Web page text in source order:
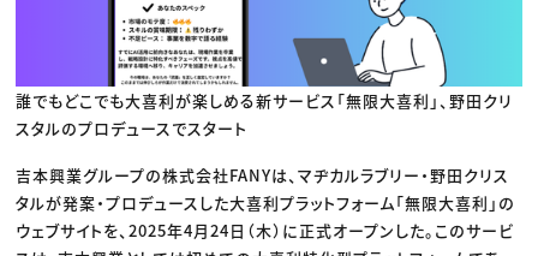
誰でもどこでも大喜利が楽しめる新サービス「無限大喜利」、野田クリ
スタルのプロデュースでスタート
吉本興業グループの株式会社FANYは、マヂカルラブリー・野田クリス
タルが発案・プロデュースした大喜利プラットフォーム「無限大喜利」の
ウェブサイトを、2025年4月24日（木）に正式オープンした。このサービ